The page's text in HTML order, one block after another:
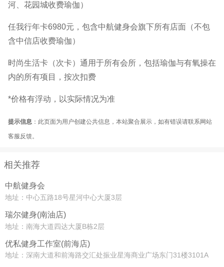
河、花园城收费瑜伽）
任我行年卡6980元，包含中航健身会旗下所有店面（不包
含中信店收费瑜伽）
时尚生活卡（次卡）通用于所有会所，包括瑜伽与有氧操在
内的所有项目，按次扣费
*价格有浮动，以实际情况为准
提示信息 ：此页面为用户创建公共信息，本站聚合展示，如有错误请联系网站
客服反馈。
相关推荐
中航健身会
地址：中心五路18号星河中心大厦3层
瑞尔健身(南油店)
地址：南海大道四达大厦B栋2层
优私健身工作室(前海店)
地址：深南大道和前海路交汇处振业星海商业广场东门31楼3101A